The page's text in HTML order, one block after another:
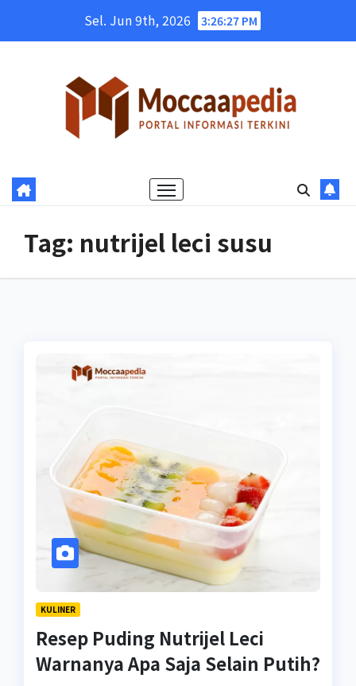
Sel. Jun 9th, 2026 3:26:28 PM
Tag: nutrijel leci susu
KULINER
Resep Puding Nutrijel Leci
Warnanya Apa Saja Selain Putih?